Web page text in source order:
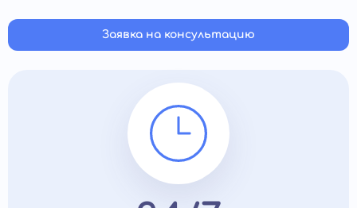
Заявка на консультацию